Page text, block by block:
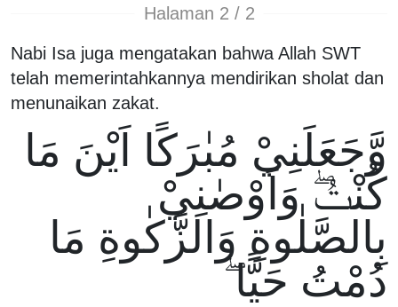
Halaman 2 / 2
Nabi Isa juga mengatakan bahwa Allah SWT
telah memerintahkannya mendirikan sholat dan
menunaikan zakat.
وَّجَعَلَنِيْ مُبٰرَكًا اَيْنَ مَا
كُنْتُۖ وَاَوْصٰنِيْ
بِالصَّلٰوةِ وَالزَّكٰوةِ مَا
دُمْتُ حَيًّا ۖ